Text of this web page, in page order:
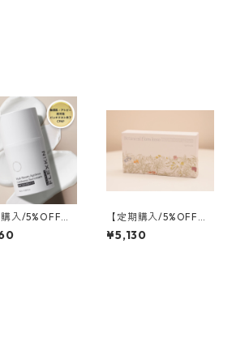
入/5%OFF＋
】FLEXKIN
トームエイジ
【定期購入/5%OFF】
酵素ボタニカルフロー
ラ
¥5,130